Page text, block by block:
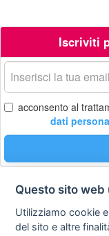
Iscriviti
La
tua
email
acconsento al
dati
Contatti
Questo sito
Utilizziamo cookie
del sito e altre